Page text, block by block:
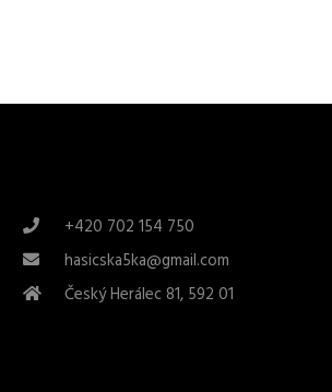
+420 702 154 750
hasicska5ka@gmail.com
Český Herálec 81, 592 01